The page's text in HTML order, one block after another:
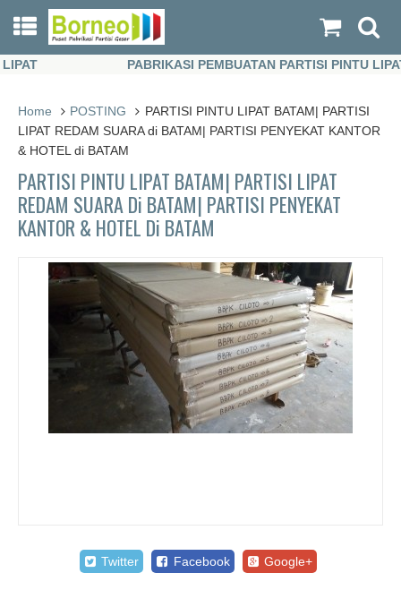
PABRIKASI PEMBUATAN PARTISI PINTU LIPAT
Home
POSTING
PARTISI PINTU LIPAT BATAM| PARTISI
LIPAT REDAM SUARA di BATAM| PARTISI PENYEKAT KANTOR
& HOTEL di BATAM
PARTISI PINTU LIPAT BATAM| PARTISI LIPAT
REDAM SUARA Di BATAM| PARTISI PENYEKAT
KANTOR & HOTEL Di BATAM
Twitter Facebook Google+